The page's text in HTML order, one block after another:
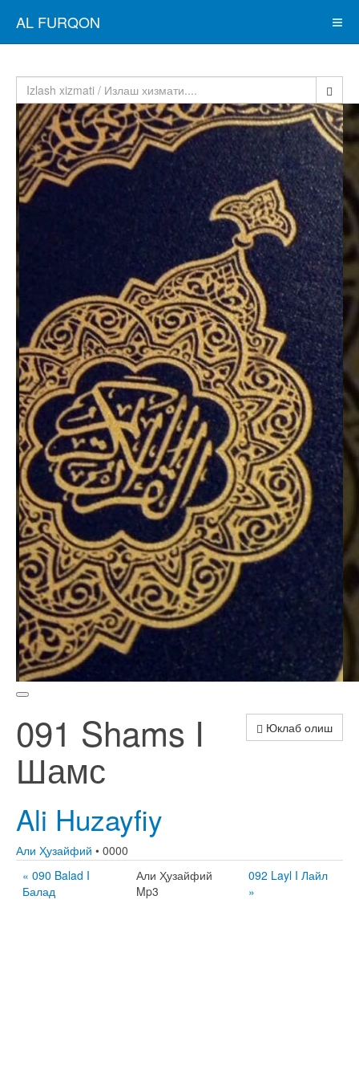
AL FURQON
Юклаб олиш
091 Shams I
Шамс
Ali Huzayfiy
Али Ҳузайфий • 0000
« 090 Balad I
Балад
Али Ҳузайфий
Mp3
092 Layl I Лайл
»